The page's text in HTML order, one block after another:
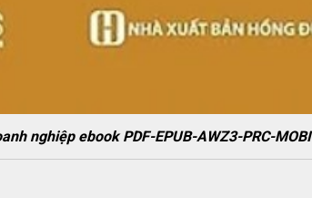
nghiệp ebook PDF-EPUB-AWZ3-PRC-MOBI